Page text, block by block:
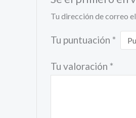
Tu dirección de correo
Tu puntuación *
Tu valoración *